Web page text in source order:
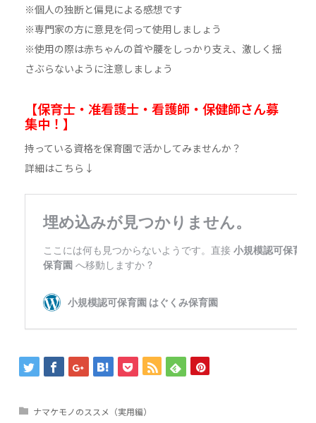
※個人の独断と偏見による感想です
※専門家の方に意見を伺って使用しましょう
※使用の際は赤ちゃんの首や腰をしっかり支え、激しく揺
さぶらないように注意しましょう
【保育士・准看護士・看護師・保健師さん募
集中！】
持っている資格を保育園で活かしてみませんか？
詳細はこちら↓
ナマケモノのススメ（実用編）